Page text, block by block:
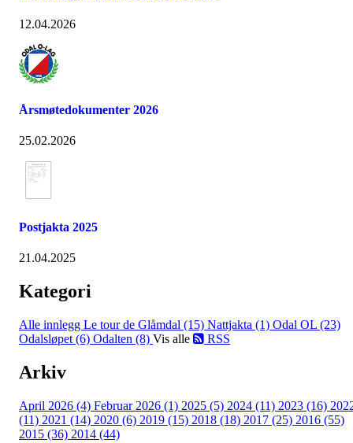
12.04.2026
Årsmøtedokumenter 2026
25.02.2026
Postjakta 2025
21.04.2025
Kategori
Alle innlegg Le tour de Glåmdal (15) Nattjakta (1) Odal OL (23)
Odalsløpet (6) Odalten (8) Vis alle RSS
Arkiv
April 2026 (4) Februar 2026 (1) 2025 (5) 2024 (11) 2023 (16)
(11) 2021 (14) 2020 (6) 2019 (15) 2018 (18) 2017 (25) 2016 (55)
2015 (36) 2014 (44)